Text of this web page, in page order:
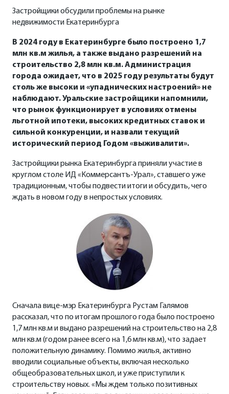
Застройщики обсудили проблемы на рынке
недвижимости Екатеринбурга
В 2024 году в Екатеринбурге было построено 1,7
млн кв.м жилья, а также выдано разрешений на
строительство 2,8 млн кв.м. Администрация
города ожидает, что в 2025 году результаты будут
столь же высоки и «упаднических настроений» не
наблюдают. Уральские застройщики напомнили,
что рынок функционирует в условиях отмены
льготной ипотеки, высоких кредитных ставок и
сильной конкуренции, и назвали текущий
исторический период Годом «выживалити».
Застройщики рынка Екатеринбурга приняли участие в
круглом столе ИД «Коммерсантъ-Урал», ставшего уже
традиционным, чтобы подвести итоги и обсудить, чего
ждать в новом году в непростых условиях.
Сначала вице-мэр Екатеринбурга Рустам Галямов
рассказал, что по итогам прошлого года было построено
1,7 млн кв.м и выдано разрешений на строительство на 2,8
млн кв.м (годом ранее всего на 1,6 млн кв.м), что задает
положительную динамику. Помимо жилья, активно
вводили социальные объекты, включая несколько
общеобразовательных школ, и уже приступили к
строительству новых. «Мы ждем только позитивных